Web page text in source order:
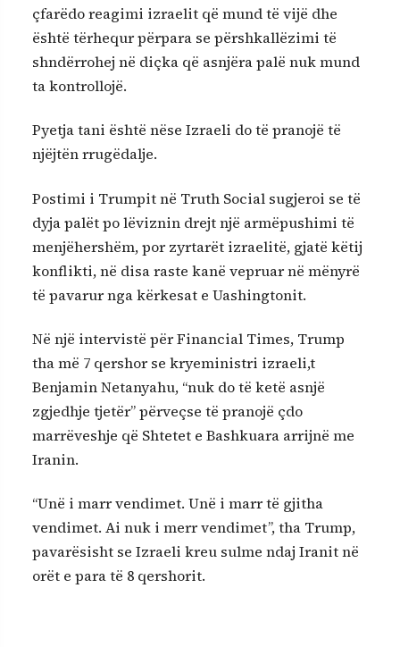
çfarëdo reagimi izraelit që mund të vijë dhe
është tërhequr përpara se përshkallëzimi të
shndërrohej në diçka që asnjëra palë nuk mund
ta kontrollojë.
Pyetja tani është nëse Izraeli do të pranojë të
njëjtën rrugëdalje.
Postimi i Trumpit në Truth Social sugjeroi se të
dyja palët po lëviznin drejt një armëpushimi të
menjëhershëm, por zyrtarët izraelitë, gjatë këtij
konflikti, në disa raste kanë vepruar në mënyrë
të pavarur nga kërkesat e Uashingtonit.
Në një intervistë për Financial Times, Trump
tha më 7 qershor se kryeministri izraeli,t
Benjamin Netanyahu, “nuk do të ketë asnjë
zgjedhje tjetër” përveçse të pranojë çdo
marrëveshje që Shtetet e Bashkuara arrijnë me
Iranin.
“Unë i marr vendimet. Unë i marr të gjitha
vendimet. Ai nuk i merr vendimet”, tha Trump,
pavarësisht se Izraeli kreu sulme ndaj Iranit në
orët e para të 8 qershorit.